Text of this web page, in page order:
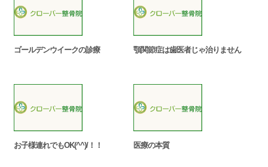
ゴールデンウイークの診療 顎関節症は歯医者じゃ治りません
お子様連れでもOK(^^)/！！ 医療の本質